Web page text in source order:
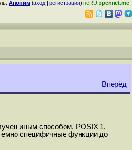
Аноним (вход | регистрация) неRU opennet.me
Вперёд
иным способом. POSIX.1,
специфичные функции до